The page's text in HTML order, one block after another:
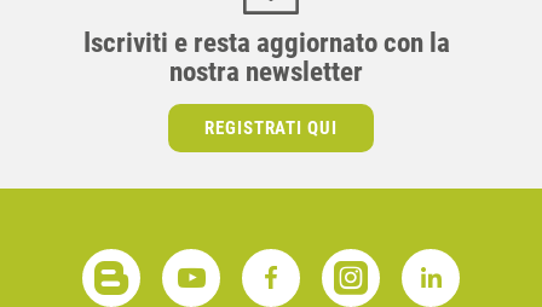
Iscriviti e resta aggiornato con la
nostra newsletter
REGISTRATI QUI